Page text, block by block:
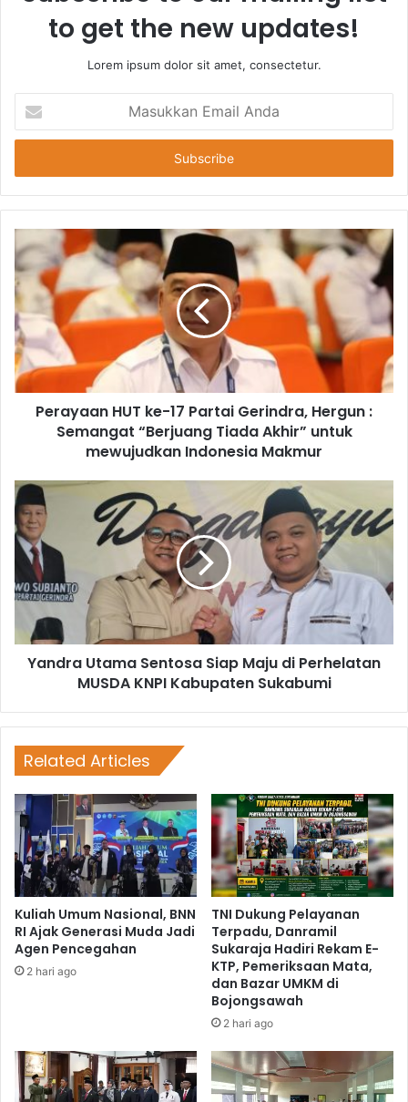
to get the new updates!
Lorem ipsum dolor sit amet, consectetur.
Email
Anda
Perayaan HUT ke-17 Partai Gerindra, Hergun :
Semangat “Berjuang Tiada Akhir” untuk
mewujudkan Indonesia Makmur
Yandra Utama Sentosa Siap Maju di Perhelatan
MUSDA KNPI Kabupaten Sukabumi
Related Articles
Kuliah Umum Nasional, BNN
RI Ajak Generasi Muda Jadi
Agen Pencegahan
2 hari ago
TNI Dukung Pelayanan
Terpadu, Danramil
Sukaraja Hadiri Rekam E-
KTP, Pemeriksaan Mata,
dan Bazar UMKM di
Bojongsawah
2 hari ago